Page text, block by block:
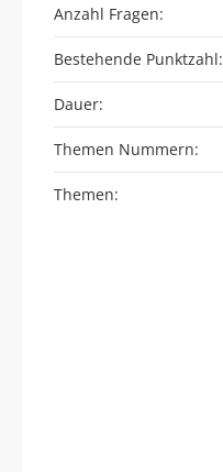
Anzahl Fragen:
Bestehende Punktzahl:
Dauer:
Themen Nummern:
Themen: